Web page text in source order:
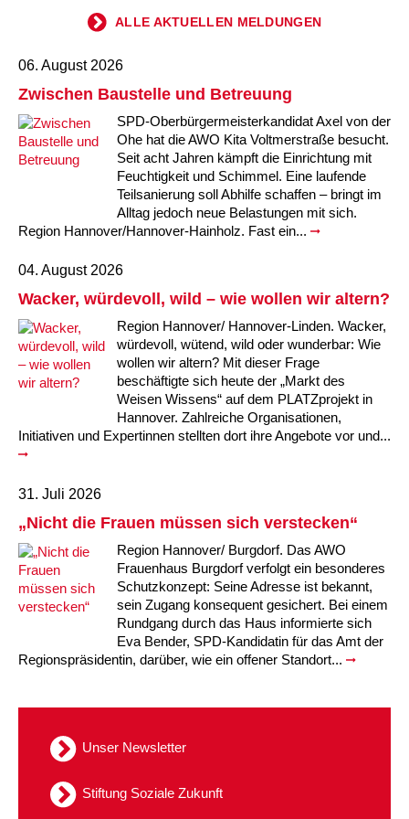
Kindertagesstätte König-Ludwig-Straße
Kindertagesstätte Langes Feld “Deisterspatzen”
Kindertagesstätte Moorlilienweg /
Familienzentrum
Kindertagesstätte Petermannstraße /
Kindertagesstätte Pfarrlandplatz
Kindertagesstätte Rosenbergstraße
Krippe Schleswiger Straße
Kindertagesstätte Schneiderberg
Kindertagesstätte Tresckowstraße
Kindertagesstätte Voltmerstraße
Kindertagesstätte Wiehbergstraße
Kindertagesstätte Ibykusweg / Familienzentrum
Kindertagesstätte Johannes-Lau-Hof
Kindertagesstätte Kapellenbrink /
Familienzentrum
Kindertagesstätte Klaus-Müller-Kilian-Weg /
Kindertagesstätte König-Ludwig-Straße
Kindertagesstätte Langes Feld “Deisterspatzen”
Kindertagesstätte Levester Straße
Offene Sprach-Sprechstunde
Kindertagesstätte Moorlilienweg /
Familienzentrum
Familienzentrum
Kindertagesstätte Pfarrlandplatz
Hör- und Sprachheilkindergarten Ratswiese
Kindertagesstätte Rosenbergstraße
Kindertagesstätte Schweriner Straße /
Familienzentrum
Kindertagesstätte Sylter Weg
ALLE AKTUELLEN MELDUNGEN
06. August 2026
Zwischen Baustelle und Betreuung
SPD-Oberbürgermeisterkandidat Axel von der
Ohe hat die AWO Kita Voltmerstraße besucht.
Seit acht Jahren kämpft die Einrichtung mit
Feuchtigkeit und Schimmel. Eine laufende
Teilsanierung soll Abhilfe schaffen – bringt im
Alltag jedoch neue Belastungen mit sich.
Region Hannover/Hannover-Hainholz. Fast ein...
04. August 2026
Wacker, würdevoll, wild – wie wollen wir altern?
Region Hannover/ Hannover-Linden. Wacker,
würdevoll, wütend, wild oder wunderbar: Wie
wollen wir altern? Mit dieser Frage
beschäftigte sich heute der „Markt des
Weisen Wissens“ auf dem PLATZprojekt in
Hannover. Zahlreiche Organisationen,
Initiativen und Expertinnen stellten dort ihre Angebote vor und...
31. Juli 2026
„Nicht die Frauen müssen sich verstecken“
Region Hannover/ Burgdorf. Das AWO
Frauenhaus Burgdorf verfolgt ein besonderes
Schutzkonzept: Seine Adresse ist bekannt,
sein Zugang konsequent gesichert. Bei einem
Rundgang durch das Haus informierte sich
Eva Bender, SPD-Kandidatin für das Amt der
Regionspräsidentin, darüber, wie ein offener Standort...
Unser Newsletter
Stiftung Soziale Zukunft